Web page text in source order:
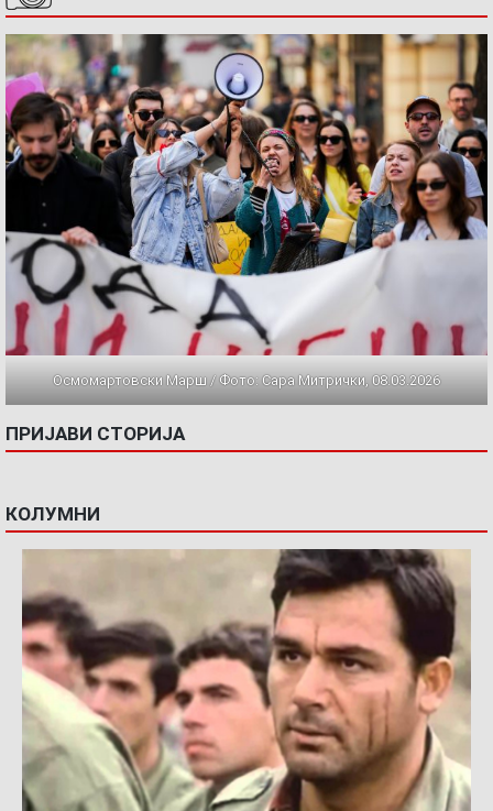
Осмомартовски Марш / Фото: Сара Митрички, 08.03.2026
ПРИЈАВИ СТОРИЈА
КОЛУМНИ